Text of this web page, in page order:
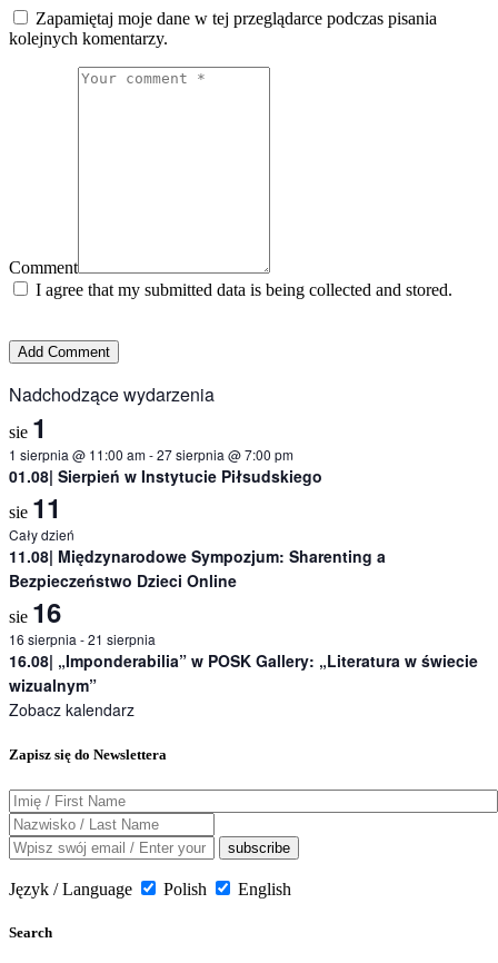
Zapamiętaj moje dane w tej przeglądarce podczas pisania
kolejnych komentarzy.
Comment
I agree that my submitted data is being collected and stored.
Nadchodzące wydarzenia
sie 1
1 sierpnia @ 11:00 am-27 sierpnia @ 7:00 pm
01.08| Sierpień w Instytucie Piłsudskiego
sie 11
Cały dzień
11.08| Międzynarodowe Sympozjum: Sharenting a
Bezpieczeństwo Dzieci Online
sie 16
16 sierpnia -21 sierpnia
16.08| „Imponderabilia” w POSK Gallery: „Literatura w świecie
wizualnym”
Zobacz kalendarz
Zapisz się do Newslettera
Język / Language Polish English
Search